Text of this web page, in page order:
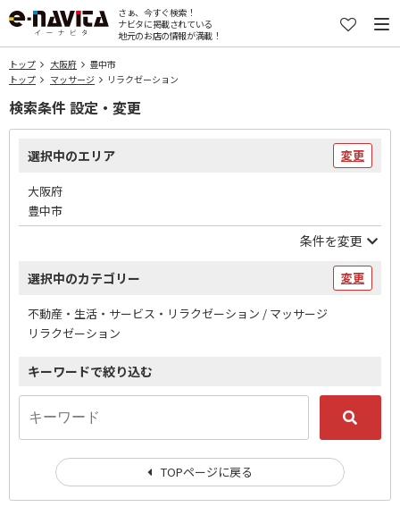
さぁ、今すぐ検索！
ナビタに掲載されている
地元のお店の情報が満載！
トップ 大阪府
豊中市
トップ
マッサージ リラクゼーション
検索条件 設定・変更
選択中のエリア 変更
大阪府
豊中市
条件を変更
選択中のカテゴリー 変更
不動産・生活・サービス・リラクゼーション / マッサージ
リラクゼーション
キーワードで絞り込む
TOPページに戻る